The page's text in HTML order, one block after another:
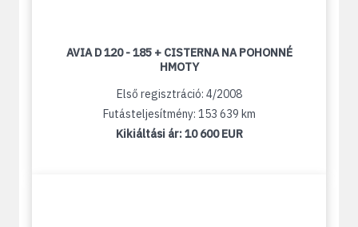
AVIA D 120 - 185 + CISTERNA NA POHONNÉ
HMOTY
Első regisztráció: 4/2008
Futásteljesítmény: 153 639 km
Kikiáltási ár:10 600 EUR